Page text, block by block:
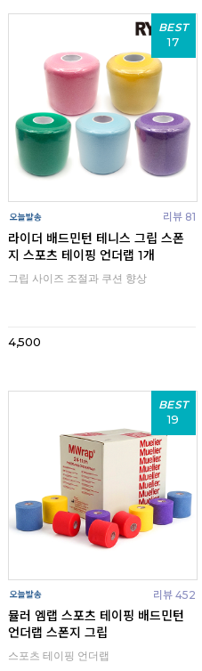
BEST
17
리뷰 81
라이더 배드민턴 테니스 그립 스폰
지 스포츠 테이핑 언더랩 1개
그립 사이즈 조절과 쿠션 향상
4,500
BEST
19
리뷰 452
뮬러 엠랩 스포츠 테이핑 배드민턴
언더랩 스폰지 그립
스포츠 테이핑 언더랩